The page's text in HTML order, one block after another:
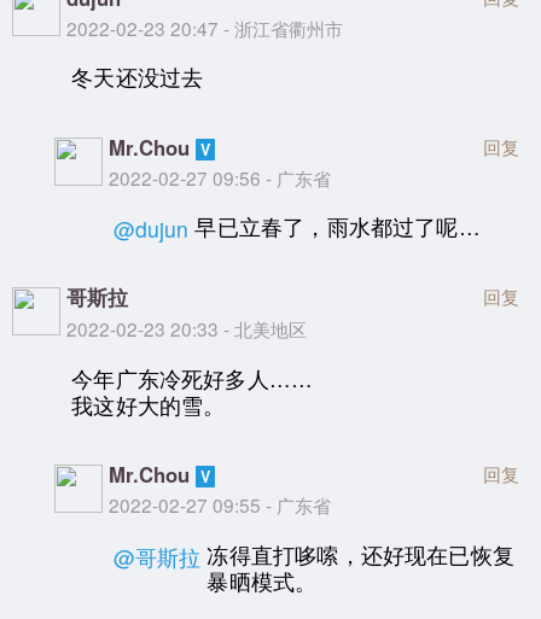
2022-02-23 20:47 - 浙江省衢州市
冬天还没过去
Mr.Chou
2022-02-27 09:56 - 广东省
回复
@dujun 早已立春了，雨水都过了呢…
哥斯拉
2022-02-23 20:33 - 北美地区
回复
今年广东冷死好多人……
我这好大的雪。
Mr.Chou
2022-02-27 09:55 - 广东省
回复
@哥斯拉 冻得直打哆嗦，还好现在已恢复
暴晒模式。